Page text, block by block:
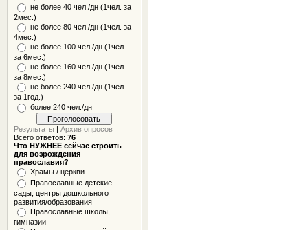
не более 40 чел./дн (1чел. за
2мес.)
не более 80 чел./дн (1чел. за
4мес.)
не более 100 чел./дн (1чел.
за 6мес.)
не более 160 чел./дн (1чел.
за 8мес.)
не более 240 чел./дн (1чел.
за 1год.)
более 240 чел./дн
Результаты |Архив опросов
Всего ответов:76
Что НУЖНЕЕ сейчас строить
для возрождения
православия?
Храмы / церкви
Православные детские
сады, центры дошкольного
развития/образования
Православные школы,
гимназии